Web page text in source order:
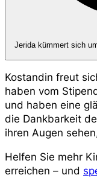
Jerida kümmert sich
Kostandin freut
haben vom
und haben eine
die Dankbarkeit
ihren Augen
Helfen Sie mehr
erreichen – und